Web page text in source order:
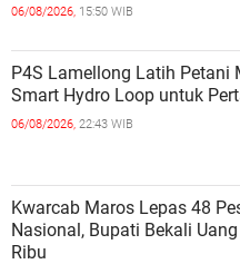
06/08/2026, 15:50 WIB
P4S Lamellong Latih Petani
Smart Hydro Loop untuk
06/08/2026, 22:43 WIB
Kwarcab Maros Lepas 48
Nasional, Bupati Bekali
Ribu